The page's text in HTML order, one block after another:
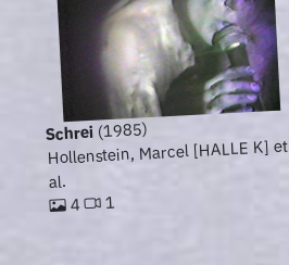
Schrei(1985)
Hollenstein, Marcel [HALLE K] et
al.
4 1